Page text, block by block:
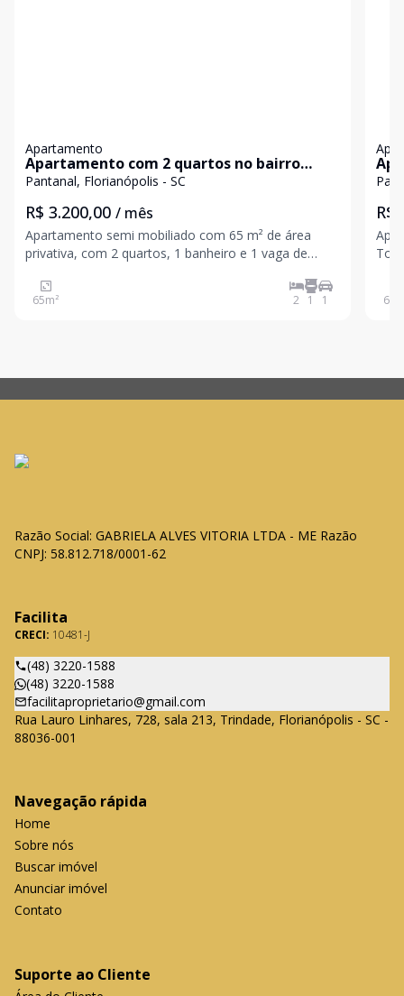
Apartamento
Apartamento com 2 quartos no bairro
Pantanal, Florianópolis.
Pantanal, Florianópolis - SC
R$ 3.200,00 / mês
Apartamento semi mobiliado com 65 m² de área
privativa, com 2 quartos, 1 banheiro e 1 vaga de
ambientes com sofá e mesa, cozinha planejada com
armários, área de serviço ampla e ensolarada, além
65m² 2 1 1
R$
64
Razão Social: GABRIELA ALVES VITORIA LTDA - ME Razão
CNPJ: 58.812.718/0001-62
Facilita
CRECI: 10481-J
(48) 3220-1588
(48) 3220-1588
facilitaproprietario@gmail.com
Rua Lauro Linhares, 728, sala 213, Trindade, Florianópolis - SC -
88036-001
Navegação rápida
Home
Sobre nós
Buscar imóvel
Anunciar imóvel
Contato
Suporte ao Cliente